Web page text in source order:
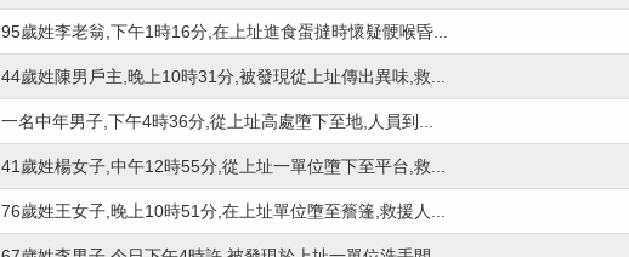
95歲姓李老翁,下午1時16分,在上址進食蛋撻時懷疑骾喉昏...
44歲姓陳男戶主,晚上10時31分,被發現從上址傳出異味,救...
一名中年男子,下午4時36分,從上址高處墮下至地,人員到...
41歲姓楊女子,中午12時55分,從上址一單位墮下至平台,救...
76歲姓王女子,晚上10時51分,在上址單位墮至簷篷,救援人...